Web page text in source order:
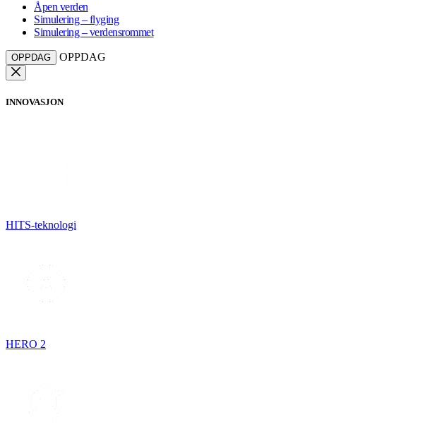
Åpen verden
Simulering – flyging
Simulering – verdensrommet
OPPDAG OPPDAG
INNOVASJON
HITS-teknologi
HERO 2